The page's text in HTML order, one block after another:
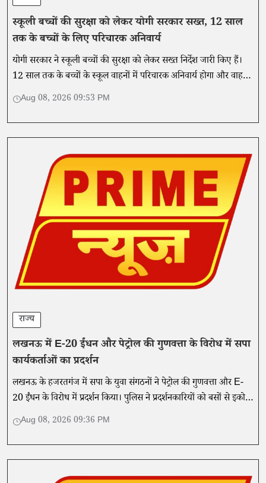
स्कूली बच्चों की सुरक्षा को लेकर योगी सरकार सख्त, 12 साल
तक के बच्चों के लिए परिचारक अनिवार्य
योगी सरकार ने स्कूली बच्चों की सुरक्षा को लेकर सख्त निर्देश जारी किए हैं।
12 साल तक के बच्चों के स्कूल वाहनों में परिचारक अनिवार्य होगा और वाहनों
की फिटनेस व सुरक्षा उपकरणों की नियमित जांच होगी।
Aug 08, 2026 09:53 PM
राज्य
लखनऊ में E-20 ईंधन और पेट्रोल की गुणवत्ता के विरोध में सपा
कार्यकर्ताओं का प्रदर्शन
लखनऊ के हजरतगंज में सपा के युवा संगठनों ने पेट्रोल की गुणवत्ता और E-
20 ईंधन के विरोध में प्रदर्शन किया। पुलिस ने प्रदर्शनकारियों को बसों से इको
गार्डन पहुंचाया।
Aug 08, 2026 09:36 PM